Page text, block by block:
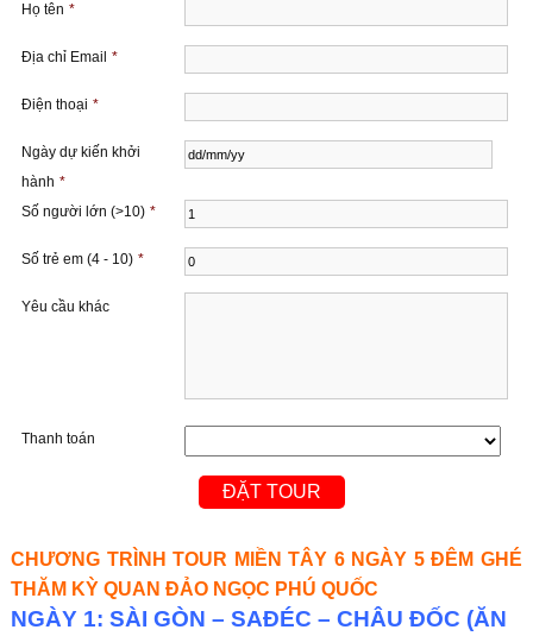
Họ tên *
Địa chỉ Email *
Điện thoại *
Ngày dự kiến ​​khởi
hành *
Số người lớn (>10) *
Số trẻ em (4 - 10) *
Yêu cầu khác
Thanh toán
CHƯƠNG TRÌNH TOUR MIỀN TÂY 6 NGÀY 5 ĐÊM GHÉ
THĂM KỲ QUAN ĐẢO NGỌC PHÚ QUỐC
NGÀY 1: SÀI GÒN – SAĐÉC – CHÂU ĐỐC (ĂN